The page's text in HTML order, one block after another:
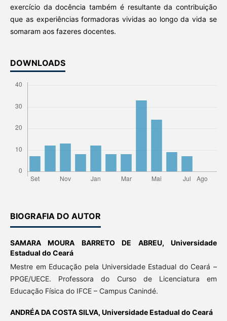
exercício da docência também é resultante da contribuição
que as experiências formadoras vividas ao longo da vida se
somaram aos fazeres docentes.
DOWNLOADS
BIOGRAFIA DO AUTOR
SAMARA MOURA BARRETO DE ABREU,Universidade
Estadual do Ceará
Mestre em Educação pela Universidade Estadual do Ceará –
PPGE/UECE. Professora do Curso de Licenciatura em
Educação Física do IFCE – Campus Canindé.
ANDRÉA DA COSTA SILVA, Universidade Estadual do Ceará